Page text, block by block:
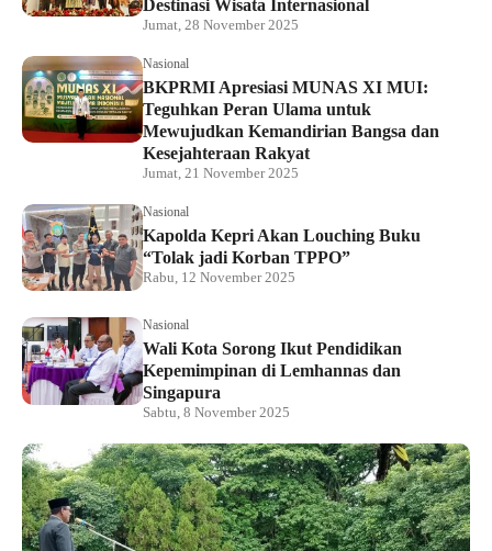
Destinasi Wisata Internasional
Jumat, 28 November 2025
Nasional
BKPRMI Apresiasi MUNAS XI MUI:
Teguhkan Peran Ulama untuk
Mewujudkan Kemandirian Bangsa dan
Kesejahteraan Rakyat
Jumat, 21 November 2025
Nasional
Kapolda Kepri Akan Louching Buku
“Tolak jadi Korban TPPO”
Rabu, 12 November 2025
Nasional
Wali Kota Sorong Ikut Pendidikan
Kepemimpinan di Lemhannas dan
Singapura
Sabtu, 8 November 2025